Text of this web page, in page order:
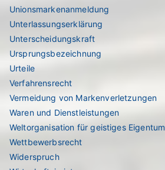
Unionsmarkenanmeldung
Unterlassungserklärung
Unterscheidungskraft
Ursprungsbezeichnung
Urteile
Verfahrensrecht
Vermeidung von Markenverletzungen
Waren und Dienstleistungen
Weltorganisation für geistiges Eigentum
Wettbewerbsrecht
Widerspruch